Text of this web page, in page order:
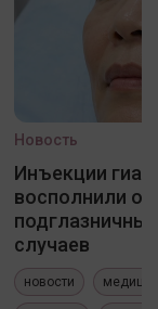
Новость
Инъекции
восполнили
случаев
новости